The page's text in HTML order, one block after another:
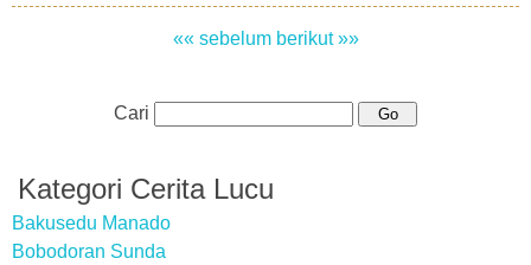
«« sebelum berikut »»
Cari
Kategori Cerita Lucu
Bakusedu Manado
Bobodoran Sunda